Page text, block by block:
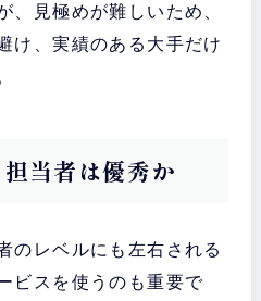
、見極めが難しいため、
け、実績のある大手だけ
当者は優秀か
のレベルにも左右される
ビスを使うのも重要で